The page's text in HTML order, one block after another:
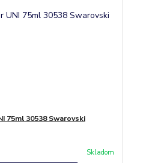
75ml 30538 Swarovski
Skladom